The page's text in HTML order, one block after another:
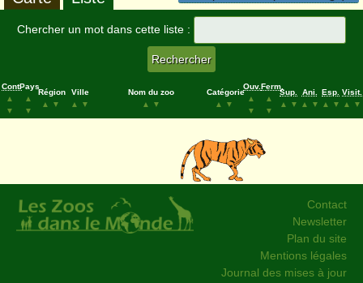
Chercher un mot dans cette liste :
Cont.
▲
▼
Pays
▲
▼
Région
▲
▼
Ville
▲
▼
Nom du zoo
▲
▼
Catégorie
▲
▼
Ouv.
▲
▼
Ferm.
▲
▼
Sup.
▲
▼
Ani.
▲
▼
Esp.
▲
▼
Visit.
▲
▼
Contact
Newsletter
Plan du site
Mentions légales
Journal des mises à jour